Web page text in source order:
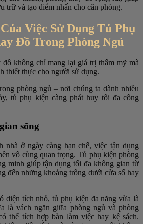
trữ và tạo điểm nhấn cho căn phòng.
Việc Sử Dụng Tủ Phụ
Đồ Trong Phòng Ngủ
không chỉ mang lại giá trị thẩm mỹ mà
thiết thực cho người sử dụng.
phòng ngủ – nơi chúng ta dành nhiều
tủ phụ kiện càng phát huy tối đa công
sống
nhà ở ngày càng hạn chế, việc tận dụng
vô cùng quan trọng. Tủ phụ kiện phòng
minh giúp tận dụng tối đa không gian từ
đến những khoảng trống dưới cửa sổ hay
diện tích nhỏ, tủ phụ kiện đa năng vừa là
là vách ngăn giữa phòng ngủ và phòng
thể tích hợp bàn làm việc hay kệ sách.